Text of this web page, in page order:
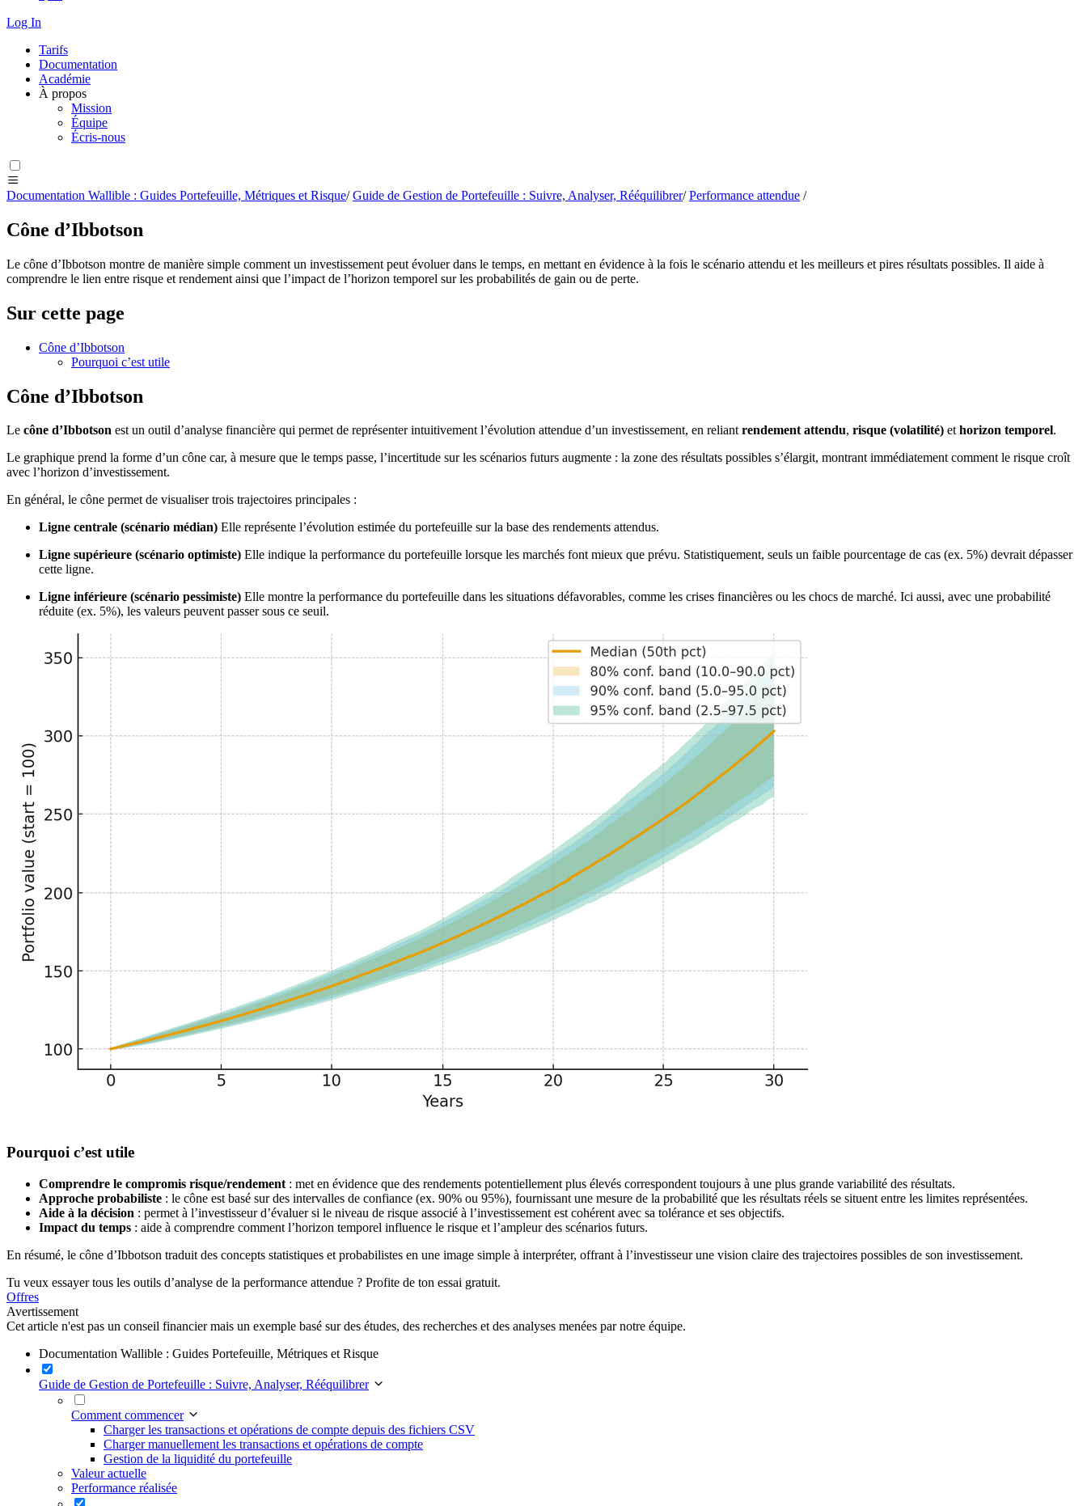
Log In
Tarifs
Documentation
Académie
À propos
Mission
Équipe
Écris-nous
Documentation Wallible : Guides Portefeuille, Métriques et Risque/ Guide de Gestion de Portefeuille : Suivre, Analyser, Rééquilibrer/ Performance attendue /
Cône d’Ibbotson
Le cône d’Ibbotson montre de manière simple comment un investissement peut évoluer dans le temps, en mettant en évidence à la fois le scénario attendu et les meilleurs et pires résultats possibles. Il aide à
comprendre le lien entre risque et rendement ainsi que l’impact de l’horizon temporel sur les probabilités de gain ou de perte.
Sur cette page
Cône d’Ibbotson
Pourquoi c’est utile
Cône d’Ibbotson
Le cône d’Ibbotson est un outil d’analyse financière qui permet de représenter intuitivement l’évolution attendue d’un investissement, en reliantrendement attendu, risque (volatilité) ethorizon temporel.
Le graphique prend la forme d’un cône car, à mesure que le temps passe, l’incertitude sur les scénarios futurs augmente : la zone des résultats possibles s’élargit, montrant immédiatement comment le risque croît
avec l’horizon d’investissement.
En général, le cône permet de visualiser trois trajectoires principales :
Ligne centrale (scénario médian) Elle représente l’évolution estimée du portefeuille sur la base des rendements attendus.
Ligne supérieure (scénario optimiste) Elle indique la performance du portefeuille lorsque les marchés font mieux que prévu. Statistiquement, seuls un faible pourcentage de cas (ex. 5%) devrait dépasser
cette ligne.
Ligne inférieure (scénario pessimiste) Elle montre la performance du portefeuille dans les situations défavorables, comme les crises financières ou les chocs de marché. Ici aussi, avec une probabilité
réduite (ex. 5%), les valeurs peuvent passer sous ce seuil.
Pourquoi c’est utile
Comprendre le compromis risque/rendement : met en évidence que des rendements potentiellement plus élevés correspondent toujours à une plus grande variabilité des résultats.
Approche probabiliste : le cône est basé sur des intervalles de confiance (ex. 90% ou 95%), fournissant une mesure de la probabilité que les résultats réels se situent entre les limites représentées.
Aide à la décision : permet à l’investisseur d’évaluer si le niveau de risque associé à l’investissement est cohérent avec sa tolérance et ses objectifs.
Impact du temps : aide à comprendre comment l’horizon temporel influence le risque et l’ampleur des scénarios futurs.
En résumé, le cône d’Ibbotson traduit des concepts statistiques et probabilistes en une image simple à interpréter, offrant à l’investisseur une vision claire des trajectoires possibles de son investissement.
Tu veux essayer tous les outils d’analyse de la performance attendue ? Profite de ton essai gratuit.
Offres
Avertissement
Cet article n'est pas un conseil financier mais un exemple basé sur des études, des recherches et des analyses menées par notre équipe.
Documentation Wallible : Guides Portefeuille, Métriques et Risque
Guide de Gestion de Portefeuille : Suivre, Analyser, Rééquilibrer
Comment commencer
Charger les transactions et opérations de compte depuis des fichiers CSV
Charger manuellement les transactions et opérations de compte
Gestion de la liquidité du portefeuille
Valeur actuelle
Performance réalisée